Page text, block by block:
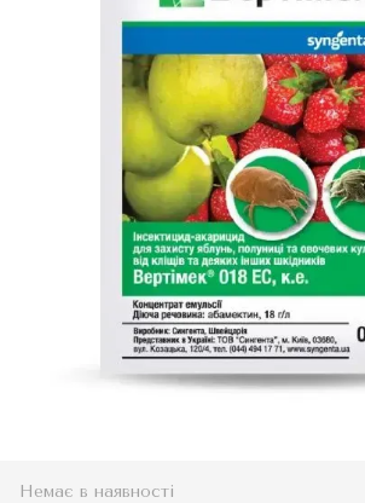
Немає в наявності